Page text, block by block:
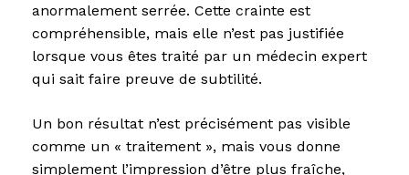
anormalement serrée. Cette crainte est
compréhensible, mais elle n’est pas justifiée
lorsque vous êtes traité par un médecin expert
qui sait faire preuve de subtilité.
Un bon résultat n’est précisément pas visible
comme un « traitement », mais vous donne
simplement l’impression d’être plus fraîche,